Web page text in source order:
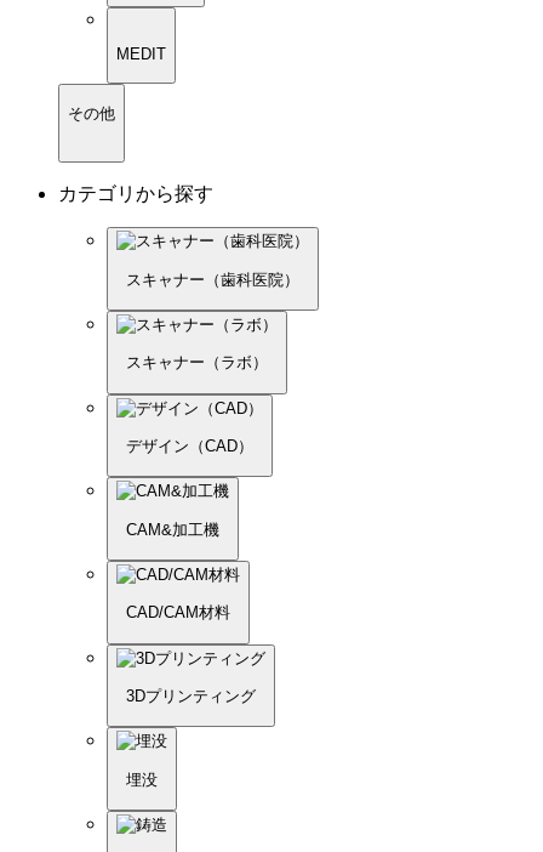
MEDIT
その他
カテゴリから探す
スキャナー（歯科医院）
スキャナー（ラボ）
デザイン（CAD）
CAM&加工機
CAD/CAM材料
3Dプリンティング
埋没